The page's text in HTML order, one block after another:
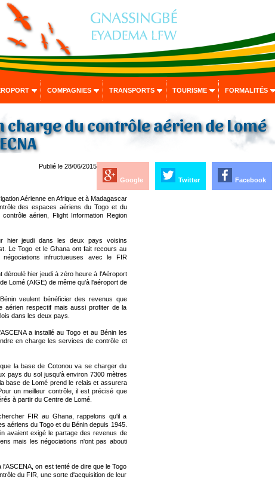
COMPAGNIES TRANSPORTS TOURISME FORMALITÉS
charge du contrôle aérien de Lomé
Facebook
Twitter
Google
Publié le 28/06/2015
Aérienne en Afrique et à Madagascar
des espaces aériens du Togo et du
aérien, Flight Information Region
hier jeudi dans les deux pays voisins
Le Togo et le Ghana ont fait recours au
infructueuses avec le FIR
déroulé hier jeudi à zéro heure à l'Aéroport
Lomé (AIGE) de même qu'à l'aéroport de
veulent bénéficier des revenus que
aérien respectif mais aussi profiter de la
dans les deux pays.
a installé au Togo et au Bénin les
en charge les services de contrôle et
la base de Cotonou va se charger du
pays du sol jusqu'à environ 7300 mètres
base de Lomé prend le relais et assurera
un meilleur contrôle, il est précisé que
à partir du Centre de Lomé.
FIR au Ghana, rappelons qu'il a
aériens du Togo et du Bénin depuis 1945.
avaient exigé le partage des revenus de
mais les négociations n'ont pas abouti
on est tenté de dire que le Togo
du FIR, une sorte d'acquisition de leur